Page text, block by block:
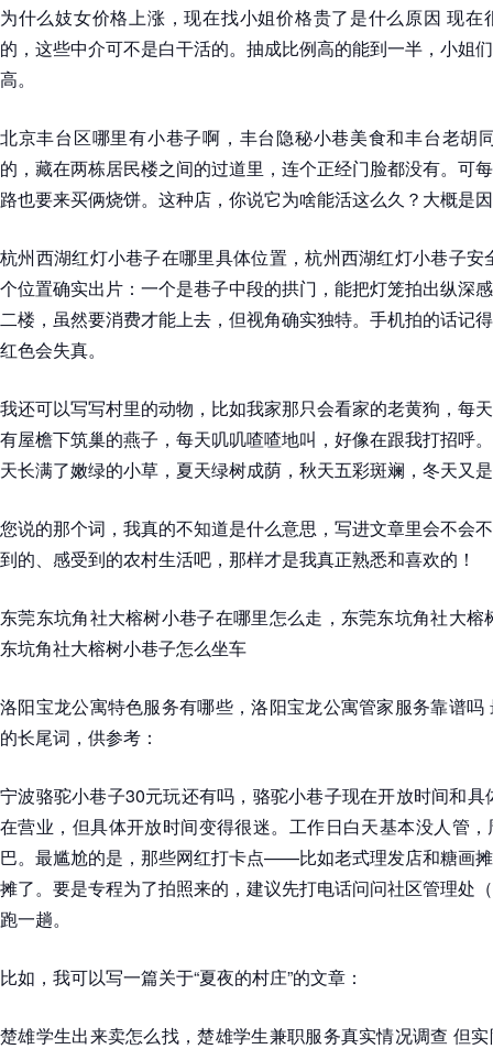
为什么妓女价格上涨，现在找小姐价格贵了是什么原因 现
的，这些中介可不是白干活的。抽成比例高的能到一半，小姐
高。
北京丰台区哪里有小巷子啊，丰台隐秘小巷美食和丰台老胡
的，藏在两栋居民楼之间的过道里，连个正经门脸都没有。可
路也要来买俩烧饼。这种店，你说它为啥能活这么久？大概是
杭州西湖红灯小巷子在哪里具体位置，杭州西湖红灯小巷子
个位置确实出片：一个是巷子中段的拱门，能把灯笼拍出纵深
二楼，虽然要消费才能上去，但视角确实独特。手机拍的话记
红色会失真。
我还可以写写村里的动物，比如我家那只会看家的老黄狗，每
有屋檐下筑巢的燕子，每天叽叽喳喳地叫，好像在跟我打招呼
天长满了嫩绿的小草，夏天绿树成荫，秋天五彩斑斓，冬天又
您说的那个词，我真的不知道是什么意思，写进文章里会不会
到的、感受到的农村生活吧，那样才是我真正熟悉和喜欢的！
东莞东坑角社大榕树小巷子在哪里怎么走，东莞东坑角社大
东坑角社大榕树小巷子怎么坐车
洛阳宝龙公寓特色服务有哪些，洛阳宝龙公寓管家服务靠谱
的长尾词，供参考：
宁波骆驼小巷子30元玩还有吗，骆驼小巷子现在开放时间和
在营业，但具体开放时间变得很迷。工作日白天基本没人管
巴。最尴尬的是，那些网红打卡点——比如老式理发店和糖画
摊了。要是专程为了拍照来的，建议先打电话问问社区管理处
跑一趟。
比如，我可以写一篇关于“夏夜的村庄”的文章：
楚雄学生出来卖怎么找，楚雄学生兼职服务真实情况调查 但